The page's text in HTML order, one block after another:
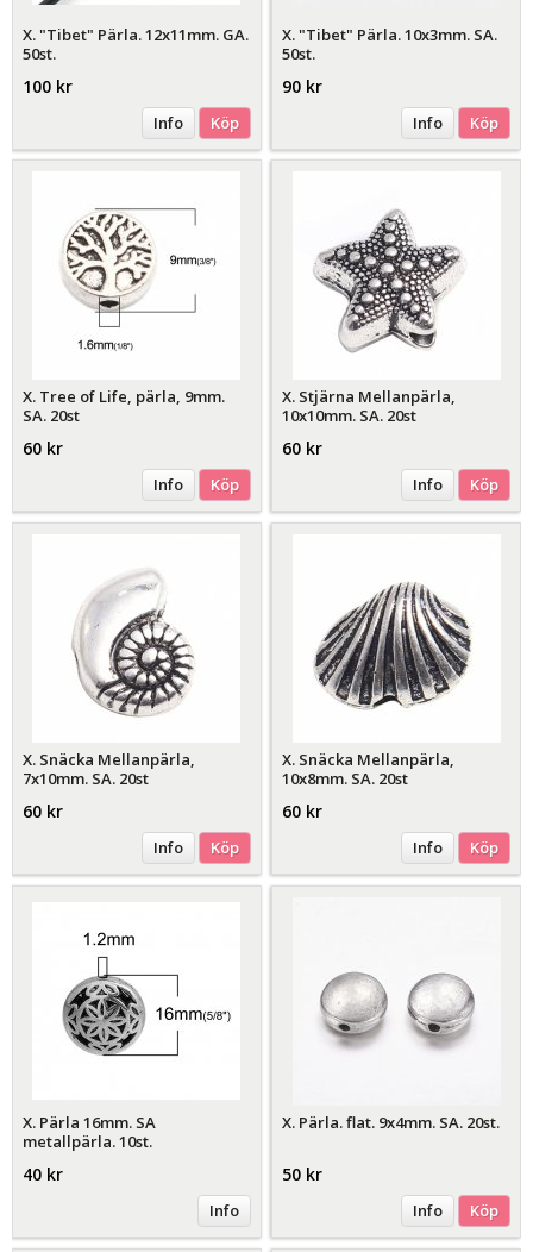
X. "Tibet" Pärla. 12x11mm. GA.
50st.
100 kr
Info Köp
X. "Tibet" Pärla. 10x3mm. SA.
50st.
90 kr
Info Köp
X. Tree of Life, pärla, 9mm.
SA. 20st
60 kr
Info Köp
X. Stjärna Mellanpärla,
10x10mm. SA. 20st
60 kr
Info Köp
X. Snäcka Mellanpärla,
7x10mm. SA. 20st
60 kr
Info Köp
X. Snäcka Mellanpärla,
10x8mm. SA. 20st
60 kr
Info Köp
X. Pärla 16mm. SA
metallpärla. 10st.
40 kr
Info
X. Pärla. flat. 9x4mm. SA. 20st.
50 kr
Info Köp